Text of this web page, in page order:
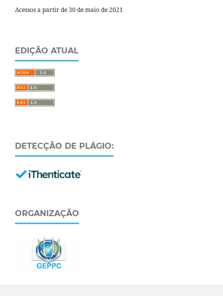
Acessos a partir de 30 de maio de 2021
EDIÇÃO ATUAL
DETECÇÃO DE PLÁGIO:
ORGANIZAÇÃO